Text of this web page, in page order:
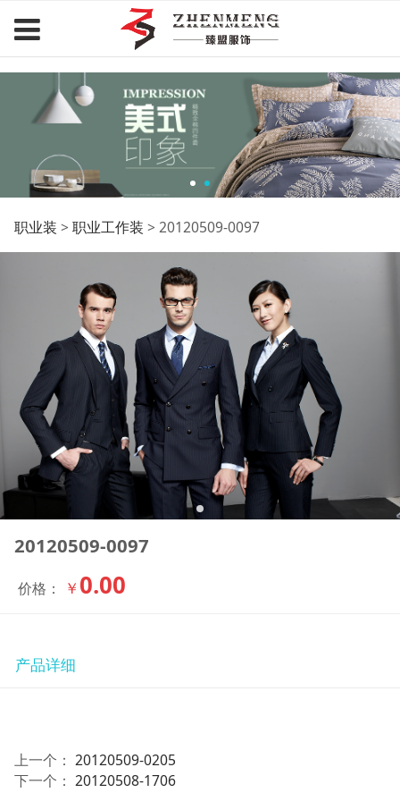
20120509-0097
职业装 > 职业工作装 > 20120509-0097
20120509-0097
价格： ￥ 0.00
产品详细
上一个： 20120509-0205
下一个： 20120508-1706